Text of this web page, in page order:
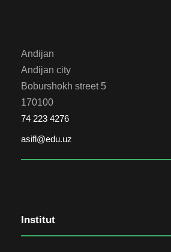
Andijan
Andijan city
Boburshokh street 5
170100
74 223 4276
asifl@edu.uz
Institut